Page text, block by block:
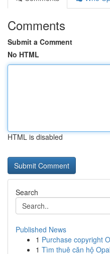
Comments
Submit a Comment
No HTML
HTML is disabled
Search
Published News
1 Purchase copyright
1 Tìm thuê căn hộ